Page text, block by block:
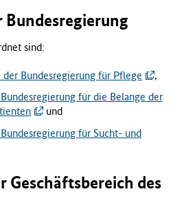
sind:
Bundesregierung für Pflege
,
für die Belange der
und
für Sucht- und
Geschäftsbereich des